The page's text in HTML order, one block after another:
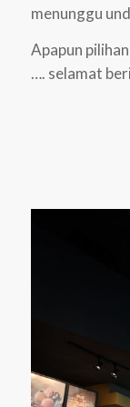
menunggu
Apapun
…. selamat